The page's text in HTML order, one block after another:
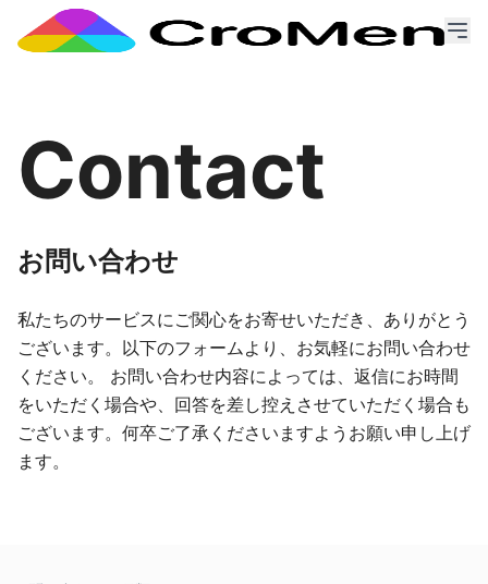
Contact
お問い合わせ
私たちのサービスにご関心をお寄せいただき、ありがとう
ございます。以下のフォームより、お気軽にお問い合わせ
ください。 お問い合わせ内容によっては、返信にお時間
をいただく場合や、回答を差し控えさせていただく場合も
ございます。何卒ご了承くださいますようお願い申し上げ
ます。